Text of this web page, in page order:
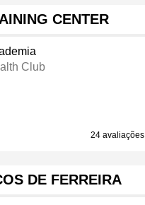
CENTER
Club
24 avaliações
DE FERREIRA